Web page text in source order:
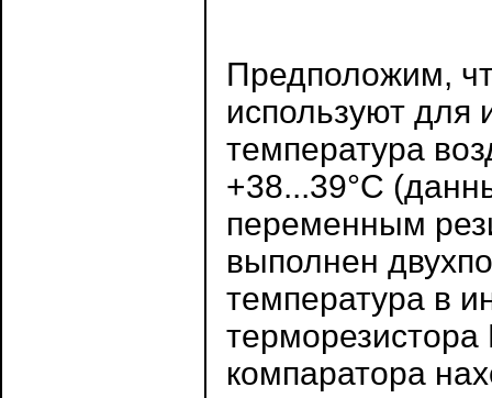
Предположим,
используют для
температура
+38...39°С
переменным
выполнен
температура в
компаратора